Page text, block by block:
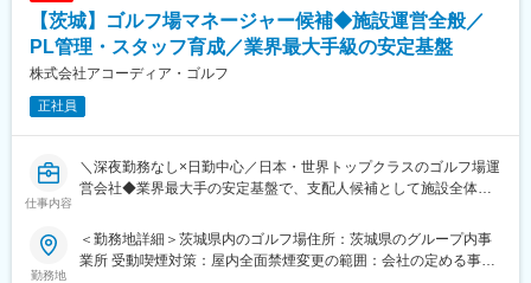
■魅力ポイント
・充実した研修体制：現職SVに同行し直に仕事を学べます。他に
も座学研修、eラーニング研修など様々なツールでスキルアップを
サポートします。
・横のつながり：週に1回は必ずエリア内のSV同士でミーティン
グを行い、事例共有や相談ができます。
・年休120日・連続休日制度あり：夏・冬に各8日間の連続休日を
付与
・多様な手当：住宅手当、地域手当、家族手当完備◎
入社後は店舗研修（半年～2年）を経て、SV候補（ASV）として
業務を担当いただきます。その後、SVアセスメントに合格し、SV
【茨城】ゴルフ場マネージャー候補◆施設運営全般／
PL管理・スタッフ育成／業界最大手級の安定基盤
株式会社アコーディア・ゴルフ
正社員
仕事内容
＼深夜勤務なし×日勤中心／日本・世界トップクラスのゴルフ場運
営会社◆業界最大手の安定基盤で、支配人候補として施設全体を
全国のゴルフ場にて、支配人候補として運営全般を担うポジショ
ンです。フロント、ラウンド管理、レストラン、コース管理な
勤務地
＜勤務地詳細＞茨城県内のゴルフ場住所：茨城県のグループ内事
業所 受動喫煙対策：屋内全面禁煙変更の範囲：会社の定める事業